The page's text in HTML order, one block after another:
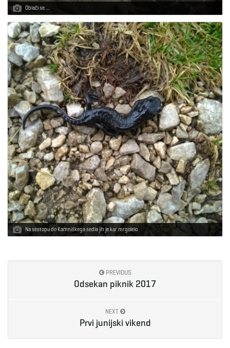
Oblači se …
Na sestopu do Kamniškega sedla jih je kar mrgolelo
PREVIOUS
Odsekan piknik 2017
NEXT
Prvi junijski vikend